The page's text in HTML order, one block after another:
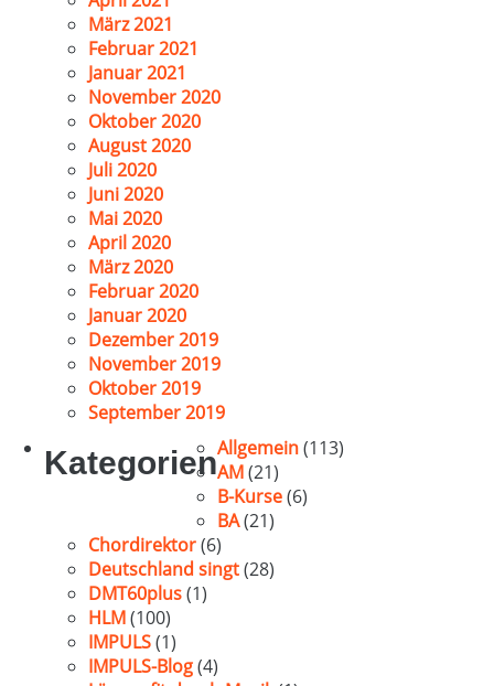
März 2021
Februar 2021
Januar 2021
November 2020
Oktober 2020
August 2020
Juli 2020
Juni 2020
Mai 2020
April 2020
März 2020
Februar 2020
Januar 2020
Dezember 2019
November 2019
Oktober 2019
September 2019
KategorienAllgemein(113)
AM(21)
B-Kurse(6)
BA(21)
Chordirektor(6)
Deutschland singt(28)
DMT60plus(1)
HLM(100)
IMPULS(1)
IMPULS-Blog(4)